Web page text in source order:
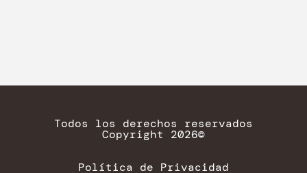
Todos los derechos reservados
Copyright 2026©
Política de Privacidad